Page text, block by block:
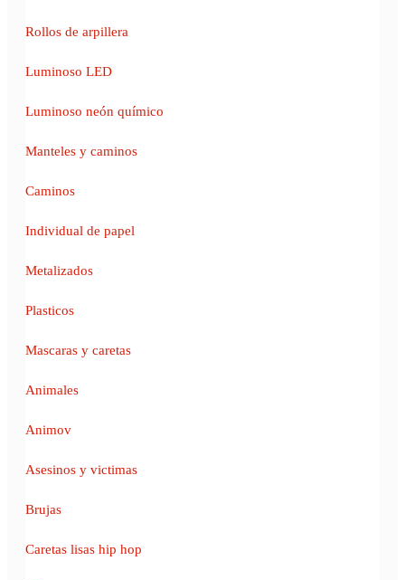
Rollos de arpillera
Luminoso LED
Luminoso neón químico
Manteles y caminos
Caminos
Individual de papel
Metalizados
Plasticos
Mascaras y caretas
Animales
Animov
Asesinos y victimas
Brujas
Caretas lisas hip hop